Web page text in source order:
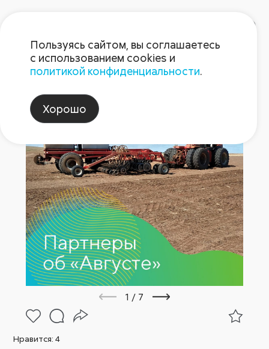
ООО НПК «АгроЛидер» 2022
1 / 7
Нравится:4
Пользуясь сайтом, вы соглашаетесь
с использованием cookies и
политикой конфиденциальности.
Хорошо